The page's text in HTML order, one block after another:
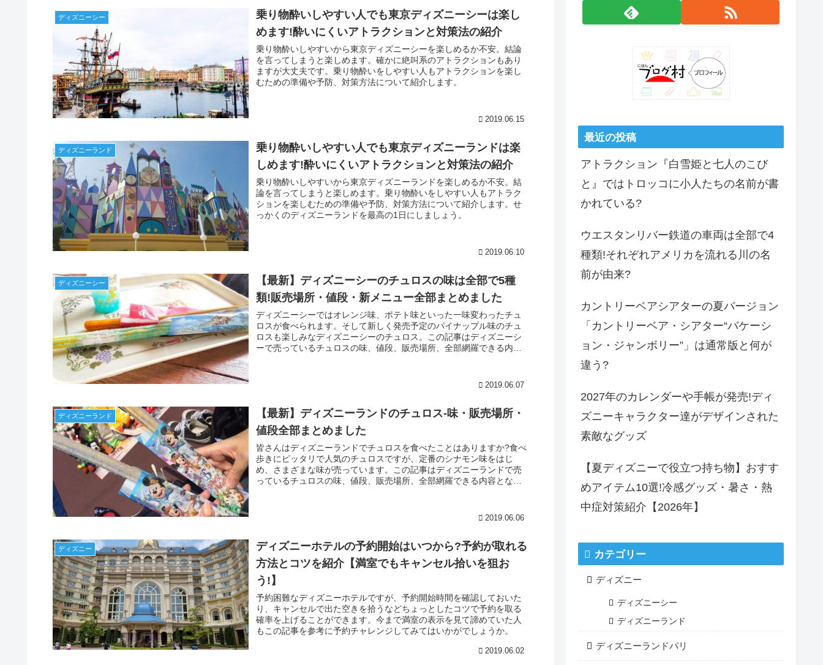
ディズニーシー
乗り物酔いしやすい人でも東京ディズニーシーは楽し
めます!酔いにくいアトラクションと対策法の紹介
乗り物酔いしやすいから東京ディズニーシーを楽しめるか不安。結論
を言ってしまうと楽しめます。確かに絶叫系のアトラクションもあり
ますが大丈夫です。乗り物酔いをしやすい人もアトラクションを楽し
むための準備や予防、対策方法について紹介します。
2019.06.15
ディズニーランド
乗り物酔いしやすい人でも東京ディズニーランドは楽
しめます!酔いにくいアトラクションと対策法の紹介
乗り物酔いしやすいから東京ディズニーランドを楽しめるか不安。結
論を言ってしまうと楽しめます。乗り物酔いをしやすい人もアトラク
ションを楽しむための準備や予防、対策方法について紹介します。せ
っかくのディズニーランドを最高の1日にしましょう。
2019.06.10
ディズニーシー
【最新】ディズニーシーのチュロスの味は全部で5種
類!販売場所・値段・新メニュー全部まとめました
ディズニーシーではオレンジ味、ポテト味といった一味変わったチュ
ロスが食べられます。そして新しく発売予定のパイナップル味のチュ
ロスも楽しみなディズニーシーのチュロス。この記事はディズニーシ
ーで売っているチュロスの味、値段、販売場所、全部網羅できる内容
2019.06.07
ディズニーランド
【最新】ディズニーランドのチュロス-味・販売場所・
値段全部まとめました
皆さんはディズニーランドでチュロスを食べたことはありますか?食べ
歩きにピッタリで人気のチュロスですが、定番のシナモン味をはじ
め、さまざまな味が売っています。この記事はディズニーランドで売
っているチュロスの味、値段、販売場所、全部網羅できる内容となっ
2019.06.06
ディズニー
ディズニーホテルの予約開始はいつから?予約が取れる
方法とコツを紹介【満室でもキャンセル拾いを狙お
う!】
予約困難なディズニーホテルですが、予約開始時間を確認しておいた
り、キャンセルで出た空きを拾うなどちょっとしたコツで予約を取る
確率を上げることができます。今まで満室の表示を見て諦めていた人
もこの記事を参考に予約チャレンジしてみてはいかがでしょうか。
2019.06.02
最近の投稿
アトラクション『白雪姫と七人のこび
と』ではトロッコに小人たちの名前が書
かれている?
ウエスタンリバー鉄道の車両は全部で4
種類!それぞれアメリカを流れる川の名
前が由来?
カントリーベアシアターの夏バージョン
「カントリーベア・シアター“バケーシ
ョン・ジャンボリー”」は通常版と何が
違う?
2027年のカレンダーや手帳が発売!ディ
ズニーキャラクター達がデザインされた
素敵なグッズ
【夏ディズニーで役立つ持ち物】おすす
めアイテム10選!冷感グッズ・暑さ・熱
中症対策紹介【2026年】
カテゴリー
ディズニー
ディズニーシー
ディズニーランド
ディズニーランドパリ